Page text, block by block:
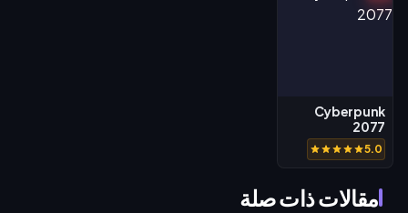
Cyberpunk
2077
5.0
مقالات ذات صلة